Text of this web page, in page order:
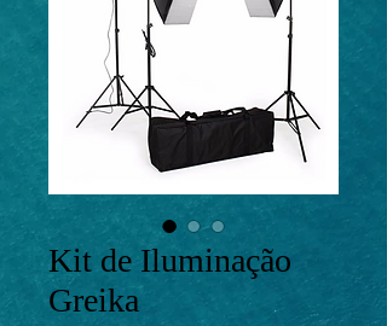
Kit de Iluminação
Greika